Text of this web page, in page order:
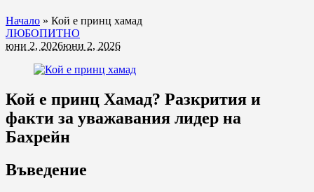
Начало » Кой е принц хамад
ЛЮБОПИТНО
юни 2, 2026юни 2, 2026
Кой е принц Хамад? Разкрития и
факти за уважавания лидер на
Бахрейн
Въведение